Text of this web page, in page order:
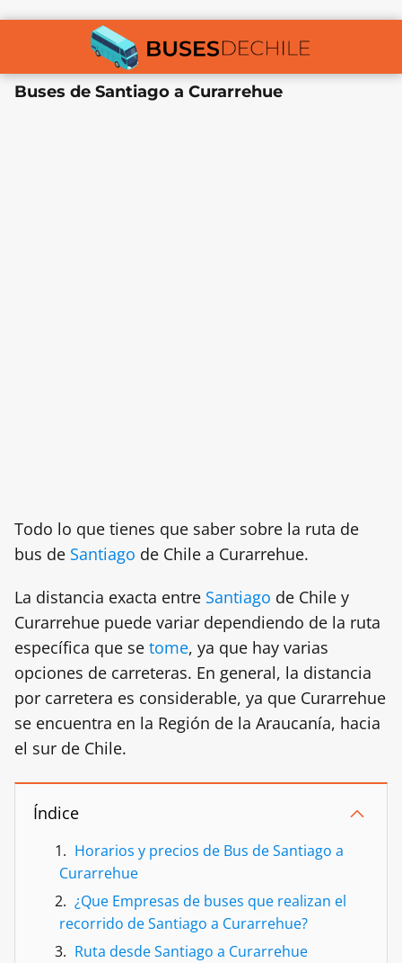
Buses de Santiago a Curarrehue
Todo lo que tienes que saber sobre la ruta de
bus de Santiago de Chile a Curarrehue.
La distancia exacta entre Santiago de Chile y
Curarrehue puede variar dependiendo de la ruta
específica que se tome, ya que hay varias
opciones de carreteras. En general, la distancia
por carretera es considerable, ya que Curarrehue
se encuentra en la Región de la Araucanía, hacia
el sur de Chile.
Índice
Horarios y precios de Bus de Santiago a
Curarrehue
¿Que Empresas de buses que realizan el
recorrido de Santiago a Curarrehue?
Ruta desde Santiago a Curarrehue